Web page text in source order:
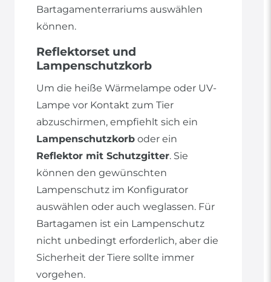
Bartagamenterrariums auswählen
können.
Reflektorset und
Lampenschutzkorb
Um die heiße Wärmelampe oder UV-
Lampe vor Kontakt zum Tier
abzuschirmen, empfiehlt sich ein
Lampenschutzkorb oder ein
Reflektor mit Schutzgitter. Sie
können den gewünschten
Lampenschutz im Konfigurator
auswählen oder auch weglassen. Für
Bartagamen ist ein Lampenschutz
nicht unbedingt erforderlich, aber die
Sicherheit der Tiere sollte immer
vorgehen.